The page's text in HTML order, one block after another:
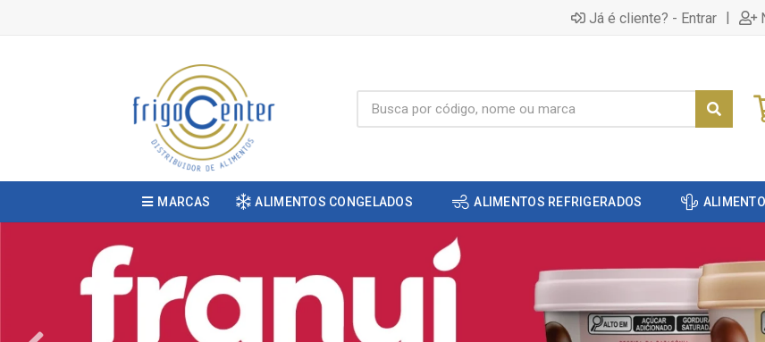
Já é cliente? - Entrar |
MARCAS ALIMENTOS CONGELADOS ALIMENTOS REFRIGERADOS